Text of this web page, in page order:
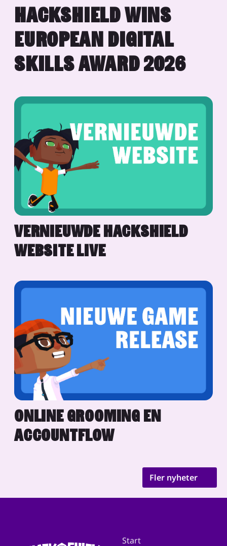
HACKSHIELD WINS
EUROPEAN DIGITAL
SKILLS AWARD 2026
VERNIEUWDE HACKSHIELD
WEBSITE LIVE
ONLINE GROOMING EN
ACCOUNTFLOW
Fler nyheter
Start